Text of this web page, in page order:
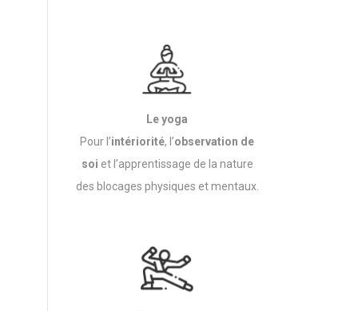
Le yoga
Pour l’intériorité, l’observation de
soi et l’apprentissage de la nature
des blocages physiques et mentaux.